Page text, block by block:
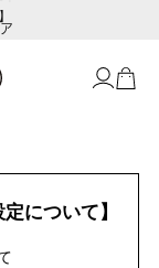
について】